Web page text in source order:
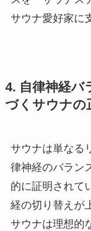
サウナ愛好家に
4. 自律神経バ
づくサウナの
サウナは単なる
律神経のバラン
的に証明されて
経の切り替えが
サウナは理想的